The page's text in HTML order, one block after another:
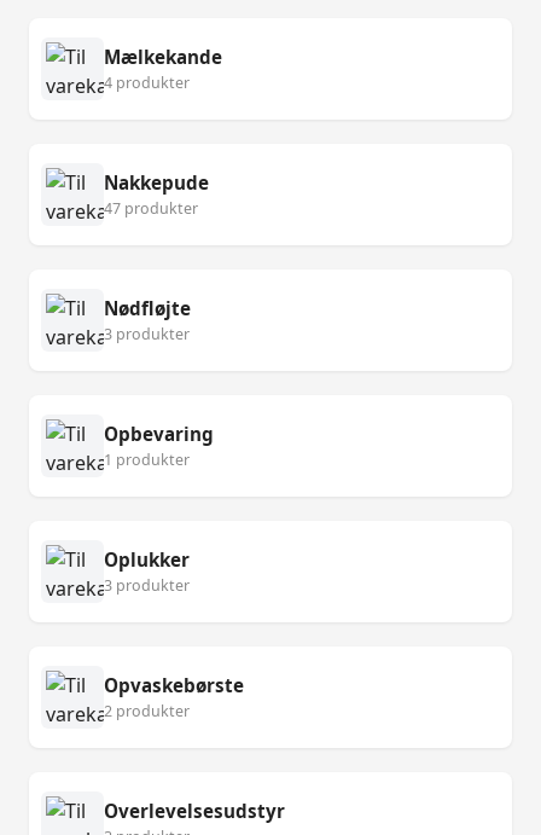
Mælkekande
4 produkter
Nakkepude
47 produkter
Nødfløjte
3 produkter
Opbevaring
1 produkter
Oplukker
3 produkter
Opvaskebørste
2 produkter
Overlevelsesudstyr